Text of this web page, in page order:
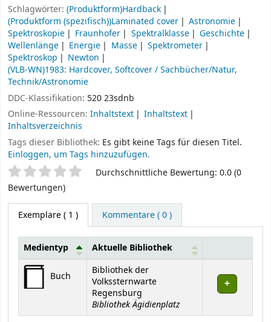
Schlagwörter: (Produktform)Hardback
(Produktform (spezifisch))Laminated cover
Astronomie
Spektroskopie
Fraunhofer Spektralklasse
Geschichte
Wellenlänge
Energie Masse
Spektrometer
Spektroskop
Newton
(VLB-WN)1983: Hardcover, Softcover / Sachbücher/Natur,
Technik/Astronomie
DDC-Klassifikation: 520 23sdnb
Online-Ressourcen: Inhaltstext
Inhaltstext
Inhaltsverzeichnis
Tags dieser Bibliothek: Es gibt keine Tags für diesen Titel.
Einloggen, um Tags hinzuzufügen.
SternchenbewertungDurchschnittliche Bewertung: 0.0 (0
Bewertungen)
Exemplare( 1 ) Kommentare ( 0 )
Exemplare
Medientyp Aktuelle Bibliothek
Buch
Bibliothek der
Volkssternwarte
Regensburg
Bibliothek Ägidienplatz